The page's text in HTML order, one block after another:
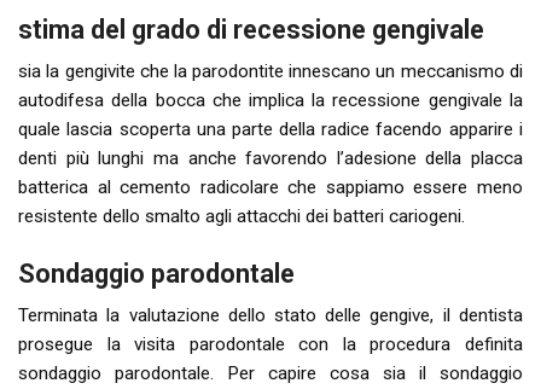
stima del grado di recessione gengivale
sia la gengivite che la parodontite innescano un meccanismo di
autodifesa della bocca che implica la recessione gengivale la
quale lascia scoperta una parte della radice facendo apparire i
denti più lunghi ma anche favorendo l’adesione della placca
batterica al cemento radicolare che sappiamo essere meno
resistente dello smalto agli attacchi dei batteri cariogeni.
Sondaggio parodontale
Terminata la valutazione dello stato delle gengive, il dentista
prosegue la visita parodontale con la procedura definita
sondaggio parodontale. Per capire cosa sia il sondaggio